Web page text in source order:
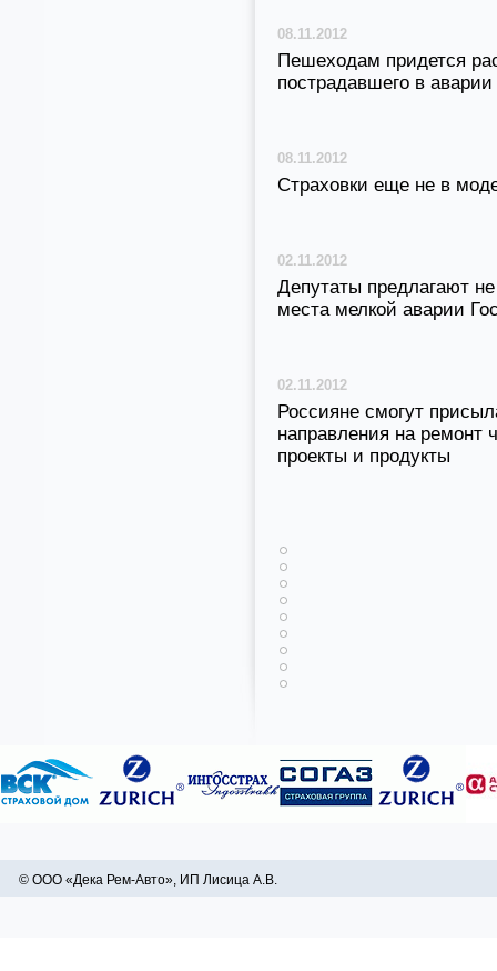
08.11.2012
Пешеходам придется
пострадавшего в
08.11.2012
Страховки еще не в
02.11.2012
Депутаты предлагают
места мелкой аварии
02.11.2012
Россияне смогут
направления на ремонт
проекты и продукты
© ООО «Дека Рем-Авто», ИП Лисица А.В.